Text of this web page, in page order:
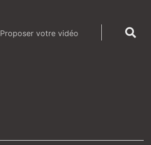
Proposer votre vidéo